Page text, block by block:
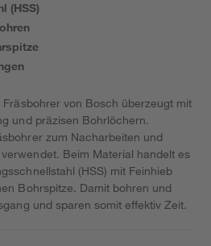
(HSS)
von Bosch überzeugt mit
und präzisen Bohrlöchern.
zum Nacharbeiten und
Beim Material handelt es
(HSS) mit Feinhieb
Bohrspitze. Damit bohren und
und sparen somit effektiv Zeit.